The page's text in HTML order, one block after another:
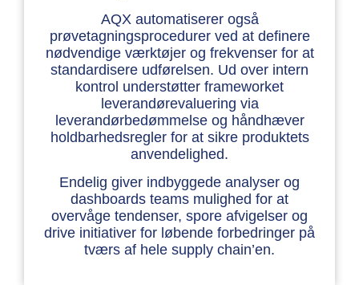
AQX automatiserer også
prøvetagningsprocedurer ved at definere
nødvendige værktøjer og frekvenser for at
standardisere udførelsen. Ud over intern
kontrol understøtter frameworket
leverandørevaluering via
leverandørbedømmelse og håndhæver
holdbarhedsregler for at sikre produktets
anvendelighed.
Endelig giver indbyggede analyser og
dashboards teams mulighed for at
overvåge tendenser, spore afvigelser og
drive initiativer for løbende forbedringer på
tværs af hele supply chain’en.